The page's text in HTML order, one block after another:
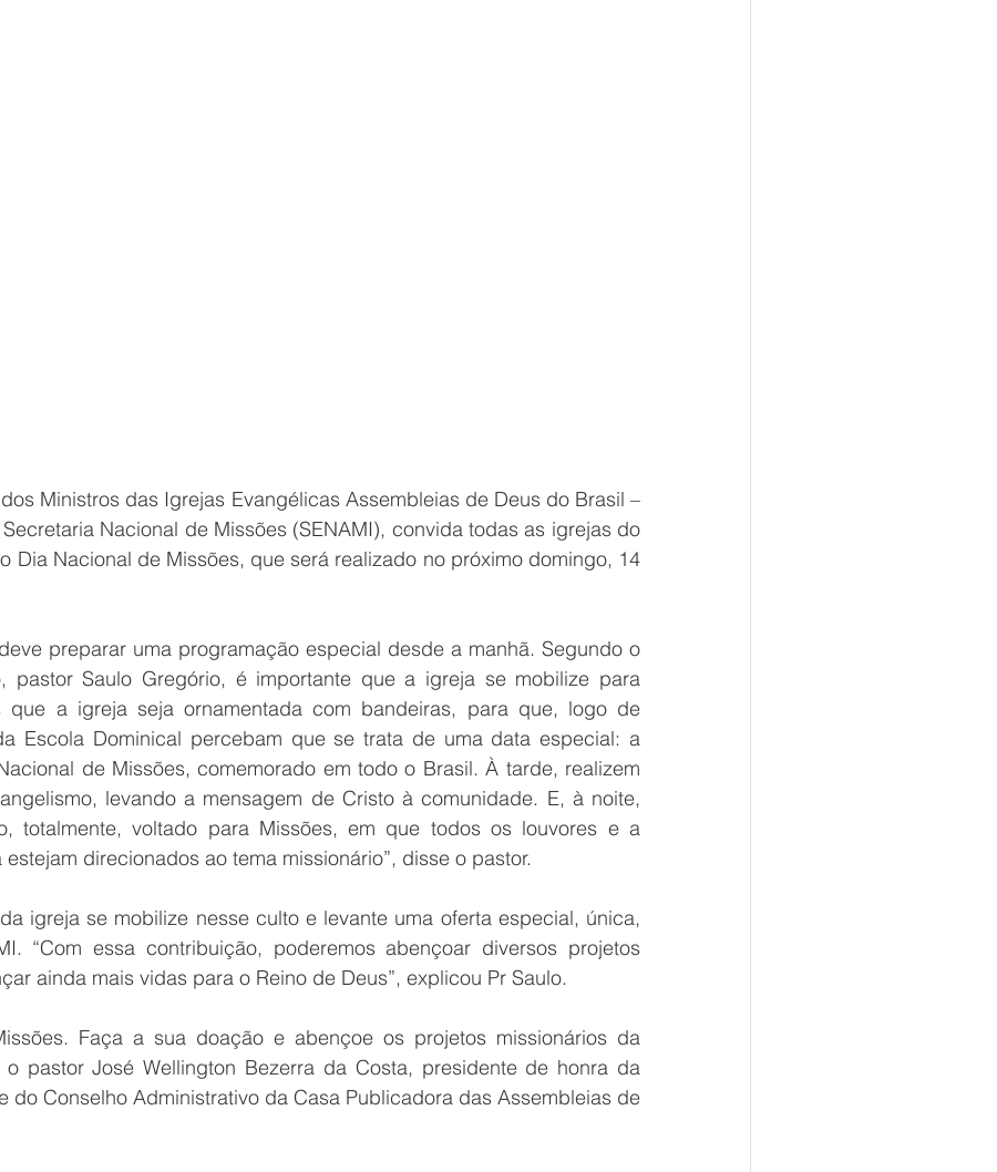
Ministros das Igrejas Evangélicas Assembleias de Deus do Brasil –
Nacional de Missões (SENAMI), convida todas as igrejas do
Dia Nacional de Missões, que será realizado no próximo domingo, 14
preparar uma programação especial desde a manhã. Segundo o
pastor Saulo Gregório, é importante que a igreja se mobilize para
que a igreja seja ornamentada com bandeiras, para que, logo de
Escola Dominical percebam que se trata de uma data especial: a
de Missões, comemorado em todo o Brasil. À tarde, realizem
levando a mensagem de Cristo à comunidade. E, à noite,
totalmente, voltado para Missões, em que todos os louvores e a
direcionados ao tema missionário”, disse o pastor.
igreja se mobilize nesse culto e levante uma oferta especial, única,
“Com essa contribuição, poderemos abençoar diversos projetos
ainda mais vidas para o Reino de Deus”, explicou Pr Saulo.
Faça a sua doação e abençoe os projetos missionários da
o pastor José Wellington Bezerra da Costa, presidente de honra da
do Conselho Administrativo da Casa Publicadora das Assembleias de